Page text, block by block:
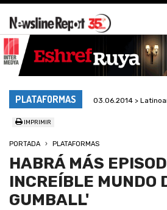
PLATAFORMAS 03.06.2014 >
IMPRIMIR
PORTADA PLATAFORMAS
HABRÁ MÁS
INCREÍBLE MUNDO
GUMBALL'